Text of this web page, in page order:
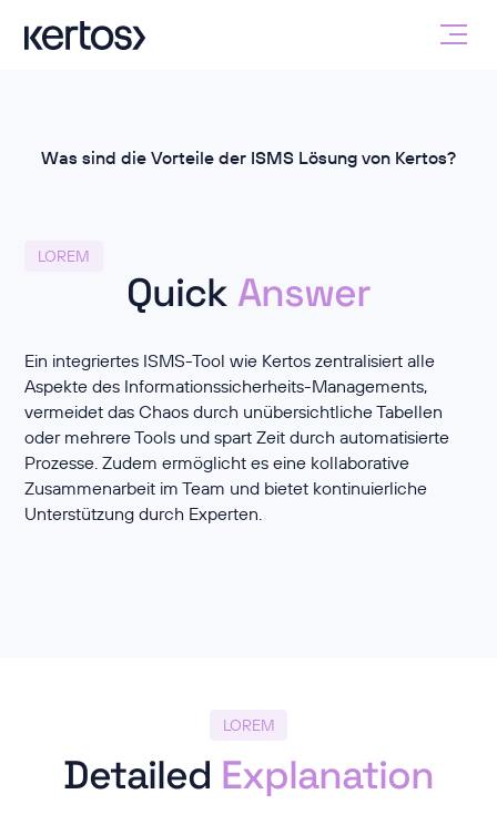
Was sind die Vorteile der ISMS Lösung von Kertos?
LOREM
Quick Answer
Ein integriertes ISMS-Tool wie Kertos zentralisiert alle
Aspekte des Informationssicherheits-Managements,
vermeidet das Chaos durch unübersichtliche Tabellen
oder mehrere Tools und spart Zeit durch automatisierte
Prozesse. Zudem ermöglicht es eine kollaborative
Zusammenarbeit im Team und bietet kontinuierliche
Unterstützung durch Experten.
LOREM
Detailed Explanation